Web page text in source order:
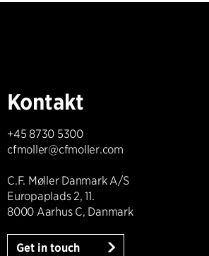
Kontakt
+45 8730 5300
cfmoller@cfmoller.com
C.F. Møller Danmark A/S
Europaplads 2, 11.
8000 Aarhus C, Danmark
Get in touch